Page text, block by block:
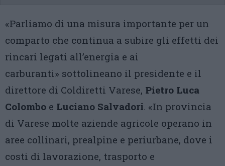
«Parliamo di una misura importante per un
comparto che continua a subire gli effetti dei
rincari legati all’energia e ai
carburanti» sottolineano il presidente e il
direttore di Coldiretti Varese, Pietro Luca
Colombo e Luciano Salvadori. «In provincia
di Varese molte aziende agricole operano in
aree collinari, prealpine e periurbane, dove i
costi di lavorazione, trasporto e